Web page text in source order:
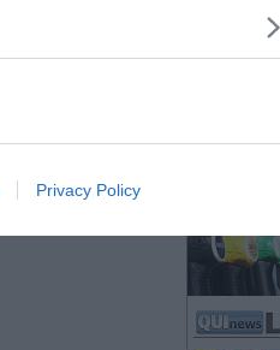
Privacy Policy